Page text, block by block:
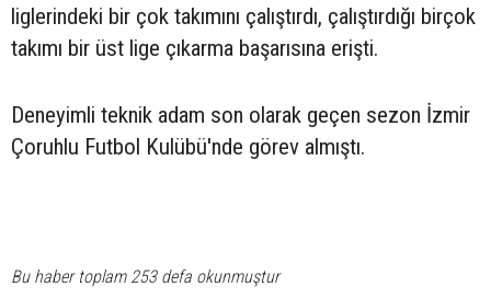
liglerindeki bir çok takımını çalıştırdı, çalıştırdığı birçok
takımı bir üst lige çıkarma başarısına erişti.
Deneyimli teknik adam son olarak geçen sezon İzmir
Çoruhlu Futbol Kulübü'nde görev almıştı.
Bu haber toplam 253 defa okunmuştur